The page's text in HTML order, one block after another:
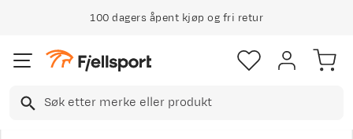
100 dagers åpent kjøp og fri retur